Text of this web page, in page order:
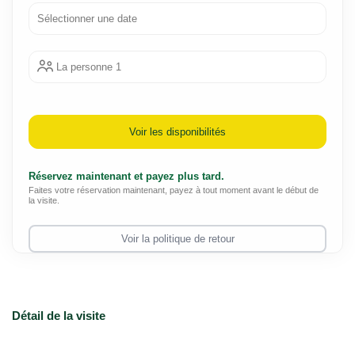
Détail de la visite
La personne 1
Voir les disponibilités
Réservez maintenant et payez plus tard.
Faites votre réservation maintenant, payez à tout moment avant le début de
la visite.
Voir la politique de retour